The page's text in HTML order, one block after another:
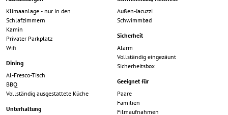
Klimaanlage - nur in den
Schlafzimmern
Kamin
Privater Parkplatz
Wifi
Dining
Al-Fresco-Tisch
BBQ
Vollständig ausgestattete Küche
Unterhaltung
Außen-Jacuzzi
Schwimmbad
Sicherheit
Alarm
Vollständig eingezäunt
Sicherheitsbox
Geeignet für
Paare
Familien
Filmaufnahmen